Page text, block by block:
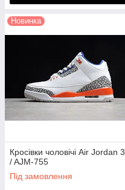
Новинка
Кросівки чоловічі Air Jordan 3
/ AJM-755
Під замовлення